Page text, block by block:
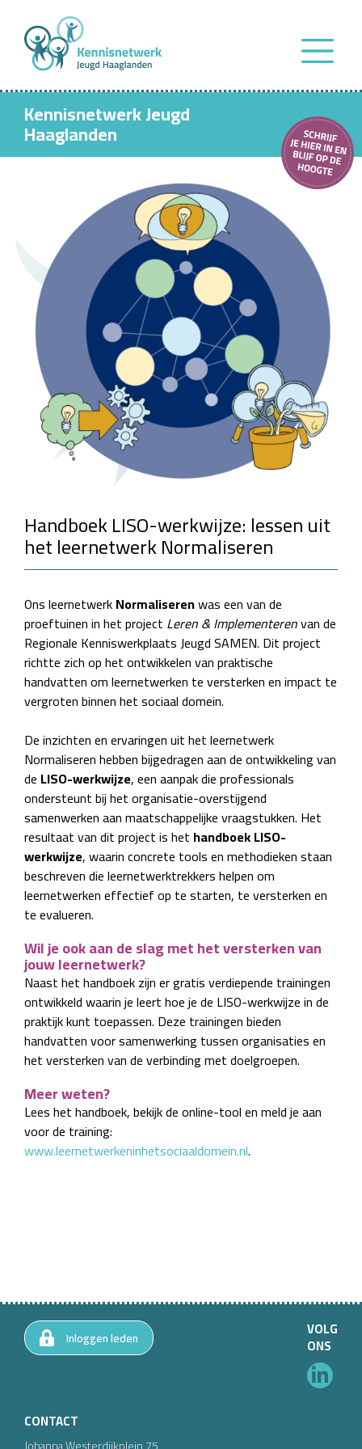
Kennisnetwerk Jeugd
Haaglanden
Handboek LISO-werkwijze: lessen uit
het leernetwerk Normaliseren
Ons leernetwerkNormaliserenwas een van de
proeftuinen in het project Leren & Implementerenvan de
Regionale Kenniswerkplaats Jeugd SAMEN. Dit project
richtte zich op het ontwikkelen van praktische
handvatten om leernetwerken te versterken en impact te
vergroten binnen het sociaal domein.
De inzichten en ervaringen uit het leernetwerk
Normaliseren hebben bijgedragen aan de ontwikkeling van
de LISO-werkwijze, een aanpak die professionals
ondersteunt bij het organisatie-overstijgend
samenwerken aan maatschappelijke vraagstukken. Het
resultaat van dit project is het handboekLISO-
werkwijze, waarin concrete tools en methodieken staan
beschreven die leernetwerktrekkers helpen om
leernetwerken effectief op te starten, te versterken en
te evalueren.
Wil je ook aan de slag met het versterken van
jouw leernetwerk?
Naast het handboek zijn er gratis verdiepende trainingen
ontwikkeld waarin je leert hoe je de LISO-werkwijze in de
praktijk kunt toepassen. Deze trainingen bieden
handvatten voor samenwerking tussen organisaties en
het versterken van de verbinding met doelgroepen.
Meer weten?
Lees het handboek, bekijk de online-tool en meld je aan
voor de training:
www.leernetwerkeninhetsociaaldomein.nl.
CONTACT
Inloggen leden VOLG
ONS